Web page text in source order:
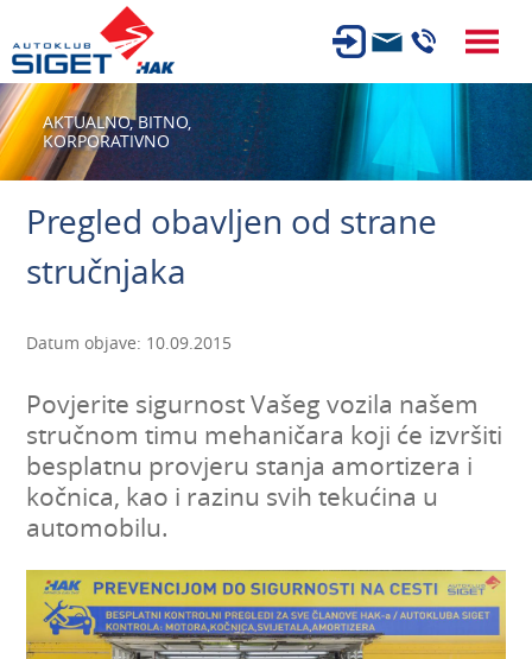
ČLANSTVO
TEHNIČKI PREGLED
AUTOSERVIS
KARIJERA
AUTOŠKOLA
AKTUALNO,BITNO,
KORPORATIVNO
Pregled obavljen od strane
stručnjaka
Datum objave: 10.09.2015
Povjerite sigurnost Vašeg vozila našem
stručnom timu mehaničara koji će izvršiti
besplatnu provjeru stanja amortizera i
kočnica, kao i razinu svih tekućina u
automobilu.